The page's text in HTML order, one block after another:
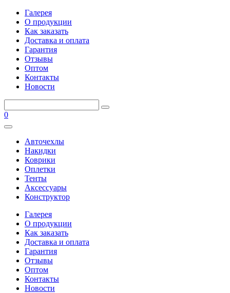
Галерея
О продукции
Как заказать
Доставка и оплата
Гарантия
Отзывы
Оптом
Контакты
Новости
0
Авточехлы
Накидки
Коврики
Оплетки
Тенты
Аксессуары
Конструктор
Галерея
О продукции
Как заказать
Доставка и оплата
Гарантия
Отзывы
Оптом
Контакты
Новости